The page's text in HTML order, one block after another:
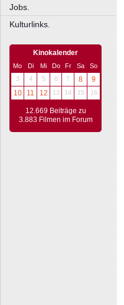
Jobs.
Kulturlinks.
Kinokalender
Mo Di Mi Do Fr Sa
So
3
4 5 6 7 8
9
10
11 12 13 14 15 16
12.669 Beiträge zu
3.883 Filmen im Forum